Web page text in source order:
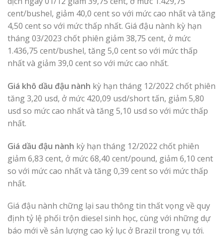
cent/bushel, giảm 40,0 cent so với mức cao nhất và tăng
4,50 cent so với mức thấp nhất. Giá đậu nành kỳ hạn
tháng 03/2023 chốt phiên giảm 38,75 cent, ở mức
1.436,75 cent/bushel, tăng 5,0 cent so với mức thấp
nhất và giảm 39,0 cent so với mức cao nhất.
Giá khô dầu đậu nành kỳ hạn tháng 12/2022 chốt phiên
tăng 3,20 usd, ở mức 420,09 usd/short tấn, giảm 5,80
usd so mức cao nhất và tăng 5,10 usd so với mức thấp
nhất.
Giá dầu đậu nành kỳ hạn tháng 12/2022 chốt phiên
giảm 6,83 cent, ở mức 68,40 cent/pound, giảm 6,10 cent
so với mức cao nhất và tăng 0,39 cent so với mức thấp
nhất.
Giá đậu nành chững lại sau thông tin thất vọng về quy
định tỷ lệ phối trộn diesel sinh học, cùng với những dự
báo mới về sản lượng cao kỷ lục ở Brazil trong vụ tới.